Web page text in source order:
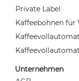
Private Label
Kaffeebohnen
Unternehmen